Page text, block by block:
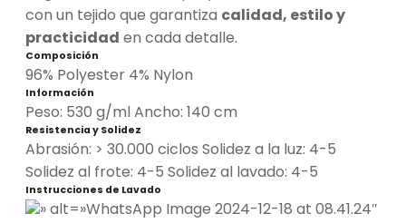
con un tejido que garantiza calidad, estilo y
practicidad en cada detalle.
Composición
96% Polyester 4% Nylon
Información
Peso: 530 g/ml Ancho: 140 cm
Resistencia y Solidez
Abrasión: > 30.000 ciclos Solidez a la luz: 4-5
Solidez al frote: 4-5 Solidez al lavado: 4-5
Instrucciones de Lavado
» alt=»WhatsApp Image 2024-12-18 at 08.41.24″